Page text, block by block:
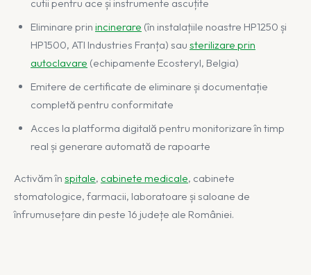
cutii pentru ace și instrumente ascuțite
Eliminare prin incinerare (în instalațiile noastre HP1250 și
HP1500, ATI Industries Franța) sau sterilizare prin
autoclavare (echipamente Ecosteryl, Belgia)
Emitere de certificate de eliminare și documentație
completă pentru conformitate
Acces la platforma digitală pentru monitorizare în timp
real și generare automată de rapoarte
Activăm în spitale, cabinete medicale, cabinete
stomatologice, farmacii, laboratoare și saloane de
înfrumusețare din peste 16 județe ale României.